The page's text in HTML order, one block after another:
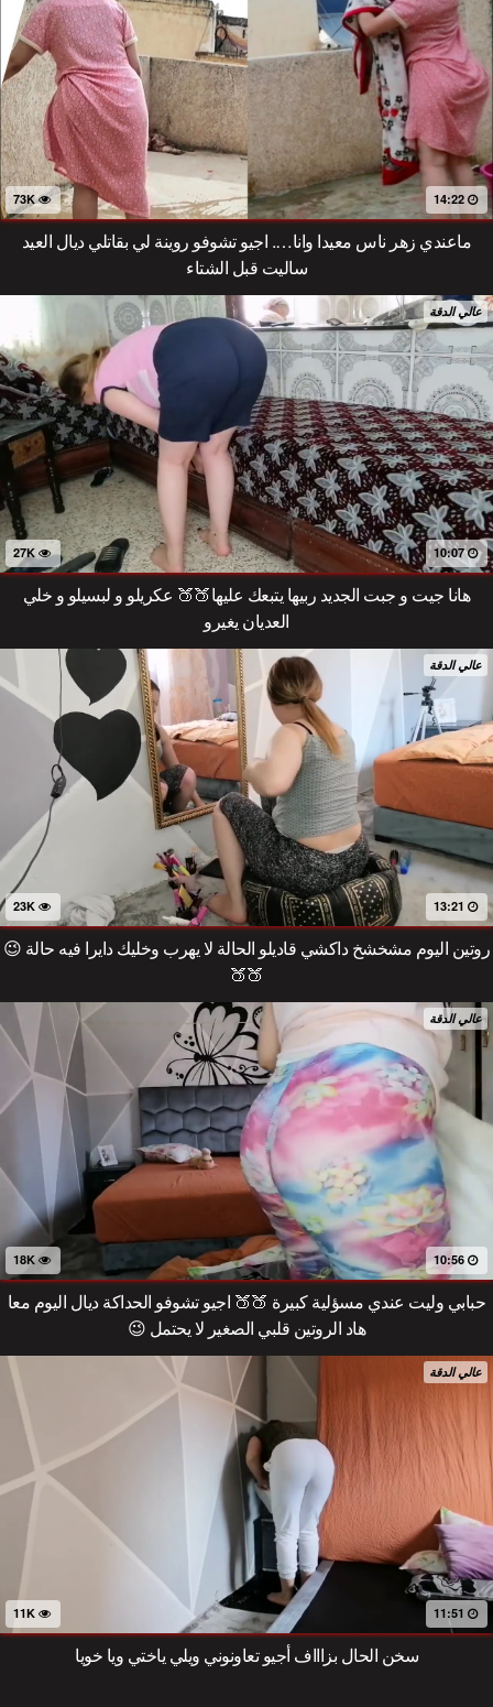
73K 14:22
ماعندي زهر ناس معيدا وانا…. اجيو تشوفو روينة لي بقاتلي ديال العيد
ساليت قبل الشتاء
عالي الدقة
10:07
هانا جيت و جبت الجديد ربيها يتبعك عليها🍑🍑 عكريلو و لبسيلو و خلي
العديان يغيرو
عالي الدقة
روتين اليوم مشخشخ داكشي قاديلو الحالة لا يهرب وخليك دايرا فيه حالة 😉
🍑🍑
عالي الدقة
10:56
حبابي وليت عندي مسؤلية كبيرة 🍑🍑 اجيو تشوفو الحداكة ديال اليوم معا
هاد الروتين قلبي الصغير لا يحتمل 😉
عالي الدقة
سخن الحال بزاااف أجيو تعاونوني ويلي ياختي ويا خويا